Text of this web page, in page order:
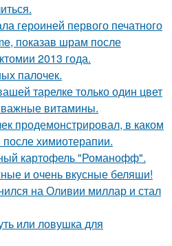
героиней первого печатного
показав шрам после
2013 года.
палочек.
тарелке только один цвет
важные витамины.
продемонстрировал, в каком
химиотерапии.
картофель "Романофф".
и очень вкусные беляши!
на Оливии миллар и стал
или ловушка для